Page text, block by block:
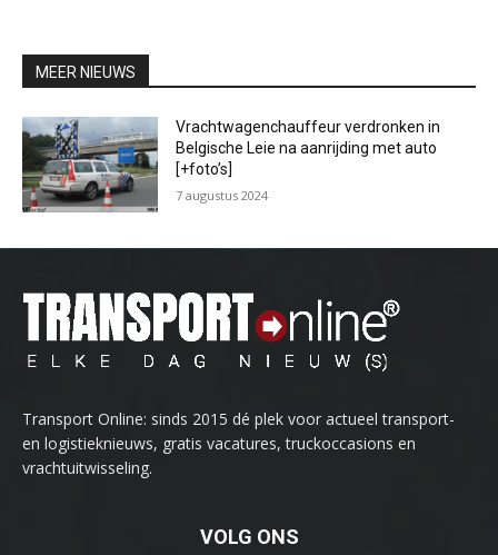
MEER NIEUWS
Vrachtwagenchauffeur verdronken in
Belgische Leie na aanrijding met auto
[+foto’s]
7 augustus 2024
Transport Online: sinds 2015 dé plek voor actueel transport-
en logistieknieuws, gratis vacatures, truckoccasions en
vrachtuitwisseling.
VOLG ONS